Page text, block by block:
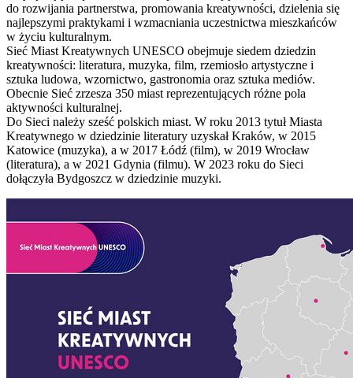
do rozwijania partnerstwa, promowania kreatywności, dzielenia się
najlepszymi praktykami i wzmacniania uczestnictwa mieszkańców
w życiu kulturalnym.
Sieć Miast Kreatywnych UNESCO obejmuje siedem dziedzin
kreatywności: literatura, muzyka, film, rzemiosło artystyczne i
sztuka ludowa, wzornictwo, gastronomia oraz sztuka mediów.
Obecnie Sieć zrzesza 350 miast reprezentujących różne pola
aktywności kulturalnej.
Do Sieci należy sześć polskich miast. W roku 2013 tytuł Miasta
Kreatywnego w dziedzinie literatury uzyskał Kraków, w 2015
Katowice (muzyka), a w 2017 Łódź (film), w 2019 Wrocław
(literatura), a w 2021 Gdynia (filmu). W 2023 roku do Sieci
dołączyła Bydgoszcz w dziedzinie muzyki.